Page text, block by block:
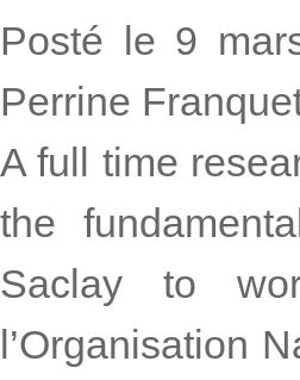
Posté le 9
Perrine
A full time
the
Saclay to
l’Organisation